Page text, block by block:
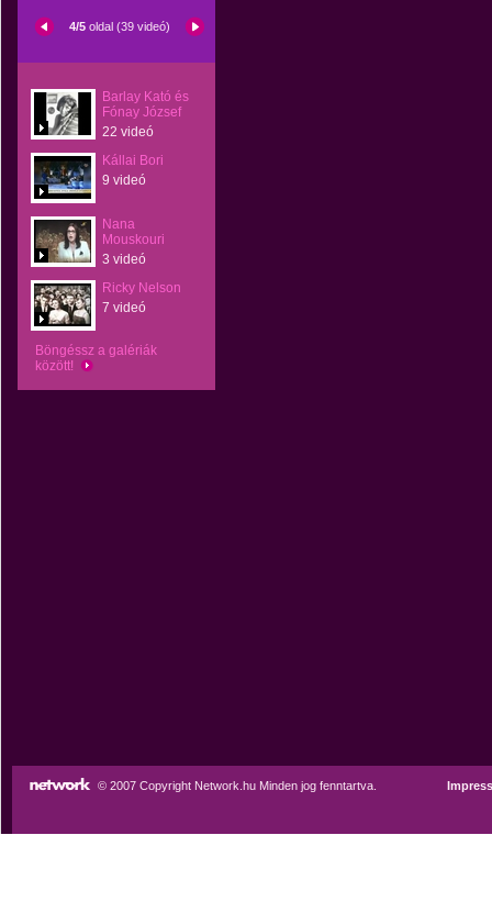
4/5 oldal (39 videó)
Barlay Kató és
Fónay József
22 videó
Kállai Bori
9 videó
Nana
Mouskouri
3 videó
Ricky Nelson
7 videó
Böngéssz a galériák
között!
© 2007 Copyright Network.hu Minden jog fenntartva.